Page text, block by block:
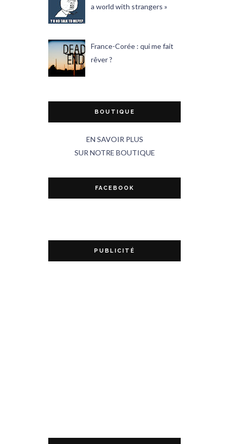
a world with strangers »
France-Corée : qui me fait
rêver ?
BOUTIQUE
EN SAVOIR PLUS
SUR NOTRE BOUTIQUE
FACEBOOK
PUBLICITÉ